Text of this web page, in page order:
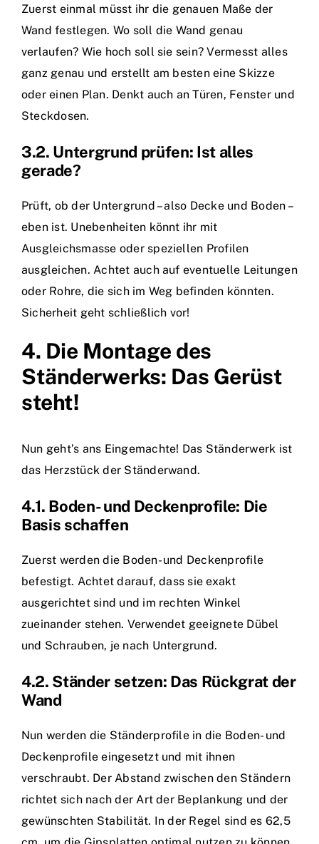
Zuerst einmal müsst ihr die genauen Maße der
Wand festlegen. Wo soll die Wand genau
verlaufen? Wie hoch soll sie sein? Vermesst alles
ganz genau und erstellt am besten eine Skizze
oder einen Plan. Denkt auch an Türen, Fenster und
Steckdosen.
3.2. Untergrund prüfen: Ist alles
gerade?
Prüft, ob der Untergrund – also Decke und Boden –
eben ist. Unebenheiten könnt ihr mit
Ausgleichsmasse oder speziellen Profilen
ausgleichen. Achtet auch auf eventuelle Leitungen
oder Rohre, die sich im Weg befinden könnten.
Sicherheit geht schließlich vor!
4. Die Montage des
Ständerwerks: Das Gerüst
steht!
Nun geht’s ans Eingemachte! Das Ständerwerk ist
das Herzstück der Ständerwand.
4.1. Boden- und Deckenprofile: Die
Basis schaffen
Zuerst werden die Boden- und Deckenprofile
befestigt. Achtet darauf, dass sie exakt
ausgerichtet sind und im rechten Winkel
zueinander stehen. Verwendet geeignete Dübel
und Schrauben, je nach Untergrund.
4.2. Ständer setzen: Das Rückgrat der
Wand
Nun werden die Ständerprofile in die Boden- und
Deckenprofile eingesetzt und mit ihnen
verschraubt. Der Abstand zwischen den Ständern
richtet sich nach der Art der Beplankung und der
gewünschten Stabilität. In der Regel sind es 62,5